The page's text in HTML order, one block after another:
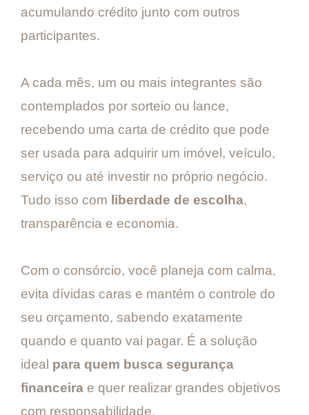
acumulando crédito junto com outros
participantes.
A cada mês, um ou mais integrantes são
contemplados por sorteio ou lance,
recebendo uma carta de crédito que pode
ser usada para adquirir um imóvel, veículo,
serviço ou até investir no próprio negócio.
Tudo isso com liberdade de escolha,
transparência e economia.
Com o consórcio, você planeja com calma,
evita dívidas caras e mantém o controle do
seu orçamento, sabendo exatamente
quando e quanto vai pagar. É a solução
ideal para quem busca segurança
financeira e quer realizar grandes objetivos
com responsabilidade.